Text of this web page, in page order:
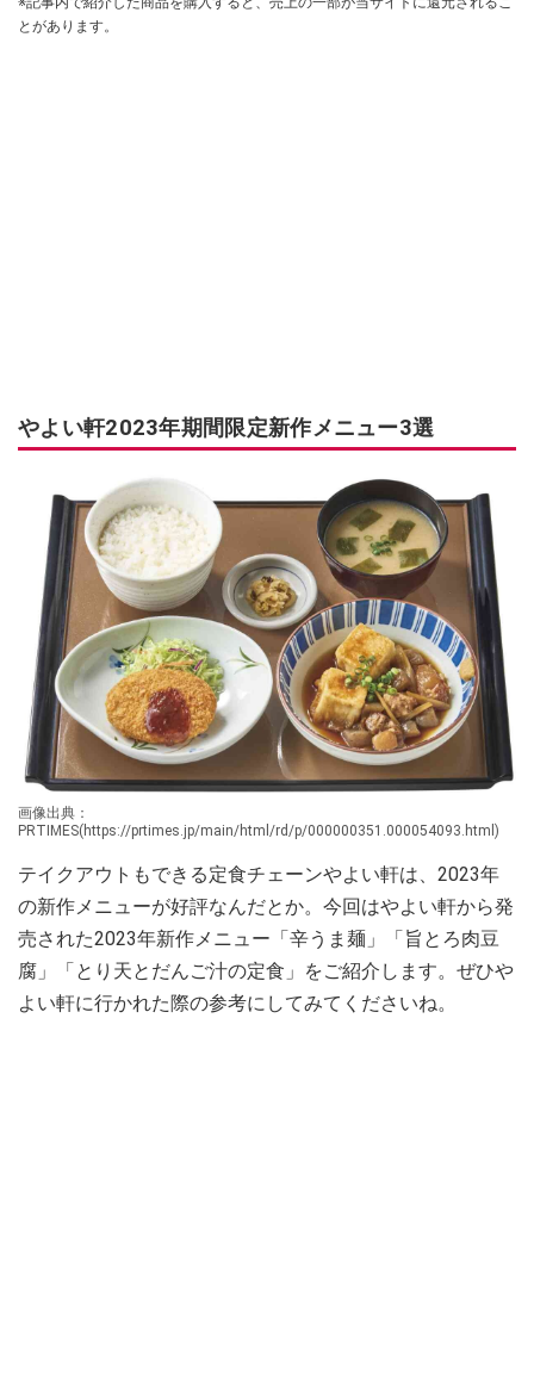
とがあります。
やよい軒2023年期間限定新作メニュー3選
画像出典：
PRTIMES(https://prtimes.jp/main/html/rd/p/000000351.000054093.html)
テイクアウトもできる定食チェーンやよい軒は、2023年
の新作メニューが好評なんだとか。今回はやよい軒から発
売された2023年新作メニュー「辛うま麺」「旨とろ肉豆
腐」「とり天とだんご汁の定食」をご紹介します。ぜひや
よい軒に行かれた際の参考にしてみてくださいね。